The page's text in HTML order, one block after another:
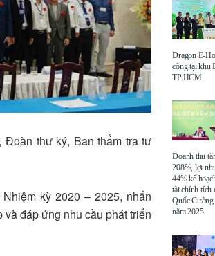
thư ký, Ban thẩm tra tư
kỳ 2020 – 2025, nhấn
đáp ứng nhu cầu phát triển
Dragon E-
công tại khu
TP.HCM
Doanh thu
208%, lợi
44% kế
tài chính tích
Quốc
năm 2025